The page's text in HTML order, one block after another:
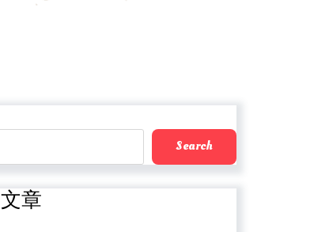
Search
章